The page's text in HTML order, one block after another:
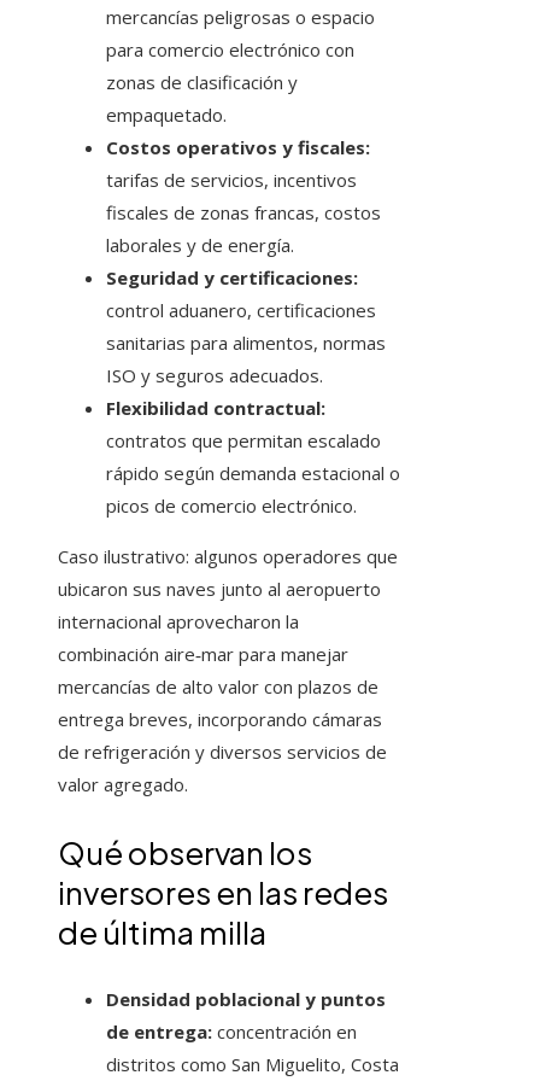
mercancías peligrosas o espacio
para comercio electrónico con
zonas de clasificación y
empaquetado.
Costos operativos y fiscales:
tarifas de servicios, incentivos
fiscales de zonas francas, costos
laborales y de energía.
Seguridad y certificaciones:
control aduanero, certificaciones
sanitarias para alimentos, normas
ISO y seguros adecuados.
Flexibilidad contractual:
contratos que permitan escalado
rápido según demanda estacional o
picos de comercio electrónico.
Caso ilustrativo: algunos operadores que
ubicaron sus naves junto al aeropuerto
internacional aprovecharon la
combinación aire‑mar para manejar
mercancías de alto valor con plazos de
entrega breves, incorporando cámaras
de refrigeración y diversos servicios de
valor agregado.
Qué observan los
inversores en las redes
de última milla
Densidad poblacional y puntos
de entrega: concentración en
distritos como San Miguelito, Costa